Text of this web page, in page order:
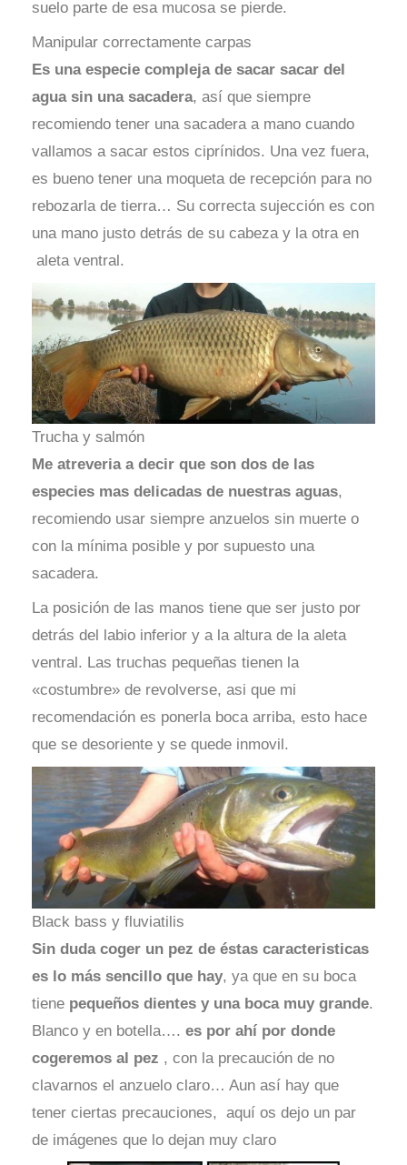
suelo parte de esa mucosa se pierde.
Manipular correctamente carpas
Es una especie compleja de sacar sacar del
agua sin una sacadera, así que siempre
recomiendo tener una sacadera a mano cuando
vallamos a sacar estos ciprínidos. Una vez fuera,
es bueno tener una moqueta de recepción para no
rebozarla de tierra… Su correcta sujección es con
una mano justo detrás de su cabeza y la otra en
aleta ventral.
Trucha y salmón
Me atreveria a decir que son dos de las
especies mas delicadas de nuestras aguas,
recomiendo usar siempre anzuelos sin muerte o
con la mínima posible y por supuesto una
sacadera.
La posición de las manos tiene que ser justo por
detrás del labio inferior y a la altura de la aleta
ventral. Las truchas pequeñas tienen la
«costumbre» de revolverse, asi que mi
recomendación es ponerla boca arriba, esto hace
que se desoriente y se quede inmovil.
Black bass y fluviatilis
Sin duda coger un pez de éstas caracteristicas
es lo más sencillo que hay, ya que en su boca
tiene pequeños dientes y una boca muy grande.
Blanco y en botella…. es por ahí por donde
cogeremos al pez , con la precaución de no
clavarnos el anzuelo claro… Aun así hay que
tener ciertas precauciones, aquí os dejo un par
de imágenes que lo dejan muy claro